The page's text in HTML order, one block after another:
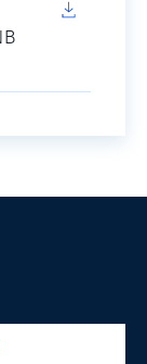
national-